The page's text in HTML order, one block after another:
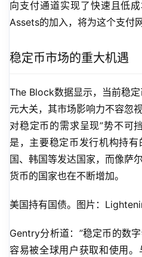
向支付通道实现了快速且低
Assets的加入，将为这个支付
稳定币市场的重大机遇
The Block数据显示，当前稳
元大关，其市场影响力不容忽
对稳定币的需求呈现”势不可
是，主要稳定币发行机构持
国、韩国等发达国家，而像萨
货币的国家也在不断增加。
美国持有国债。图片：
Gentry分析道：”稳定币的数
容易被全球用户获取和使用